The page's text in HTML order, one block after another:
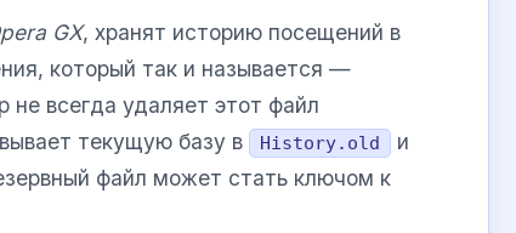
GX, хранят историю посещений в
который так и называется —
не всегда удаляет этот файл
текущую базу в
History.old
и
файл может стать ключом к